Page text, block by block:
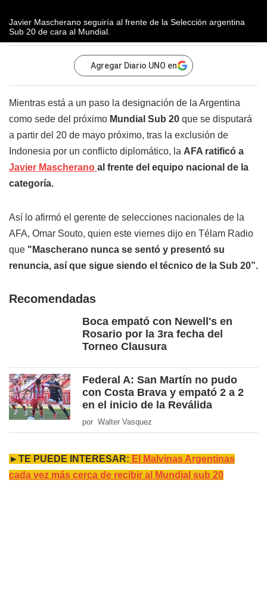
Javier Mascherano seguiría al frente de la Selección argentina
Sub 20 de cara al Mundial.
Agregar Diario UNO en
Mientras está a un paso la designación de la Argentina
como sede del próximo Mundial Sub 20 que se disputará
a partir del 20 de mayo próximo, tras la exclusión de
Indonesia por un conflicto diplomático, la AFA ratificó a
Javier Mascherano al frente del equipo nacional de la
categoría.
Así lo afirmó el gerente de selecciones nacionales de la
AFA, Omar Souto, quien este viernes dijo en Télam Radio
que "Mascherano nunca se sentó y presentó su
renuncia, así que sigue siendo el técnico de la Sub 20”.
Recomendadas
Boca empató con Newell's en
Rosario por la 3ra fecha del
Torneo Clausura
Federal A: San Martín no pudo
con Costa Brava y empató 2 a 2
en el inicio de la Reválida
por Walter Vasquez
►TE PUEDE INTERESAR: El Malvinas Argentinas
cada vez más cerca de recibir al Mundial sub 20